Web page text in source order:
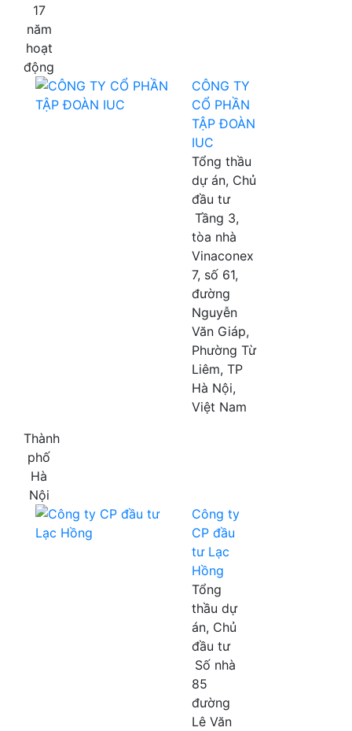
17
năm
hoạt
động
CÔNG TY
CỔ PHẦN
TẬP ĐOÀN
IUC
Tổng thầu
dự án, Chủ
đầu tư
Tầng 3,
tòa nhà
Vinaconex
7, số 61,
đường
Nguyễn
Văn Giáp,
Phường Từ
Liêm, TP
Hà Nội,
Việt Nam
Thành
phố
Hà
Nội
Công ty
CP đầu
tư Lạc
Hồng
Tổng
thầu dự
án, Chủ
đầu tư
Số nhà
85
đường
Lê Văn